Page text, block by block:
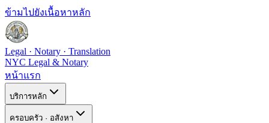
ข้ามไปยังเนื้อหาหลัก
Legal · Notary · Translation
NYC Legal & Notary
หน้าแรก
บริการหลัก
ครอบครัว · อสังหา